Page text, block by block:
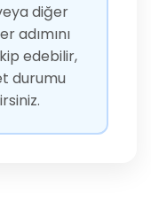
diğer
adımını
edebilir,
durumu